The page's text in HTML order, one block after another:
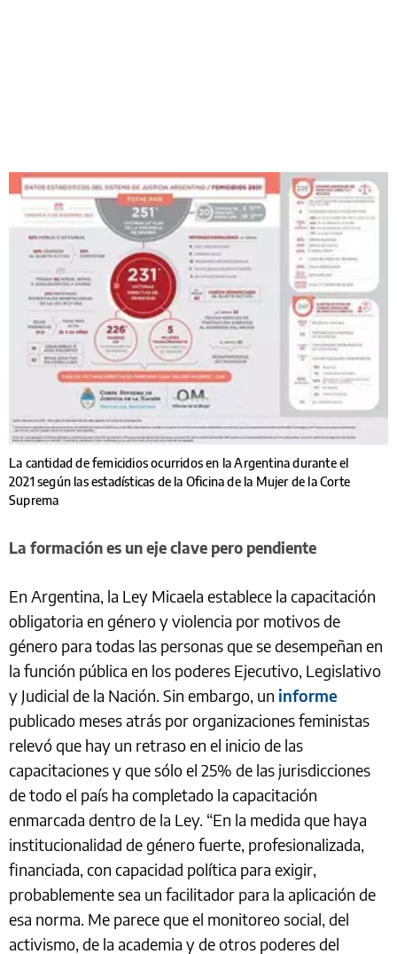
La cantidad de femicidios ocurridos en la Argentina durante el
2021 según las estadísticas de la Oficina de la Mujer de la Corte
Suprema
La formación es un eje clave pero pendiente
En Argentina, la Ley Micaela establece la capacitación
obligatoria en género y violencia por motivos de
género para todas las personas que se desempeñan en
la función pública en los poderes Ejecutivo, Legislativo
y Judicial de la Nación. Sin embargo, un informe
publicado meses atrás por organizaciones feministas
relevó que hay un retraso en el inicio de las
capacitaciones y que sólo el 25% de las jurisdicciones
de todo el país ha completado la capacitación
enmarcada dentro de la Ley. “En la medida que haya
institucionalidad de género fuerte, profesionalizada,
financiada, con capacidad política para exigir,
probablemente sea un facilitador para la aplicación de
esa norma. Me parece que el monitoreo social, del
activismo, de la academia y de otros poderes del